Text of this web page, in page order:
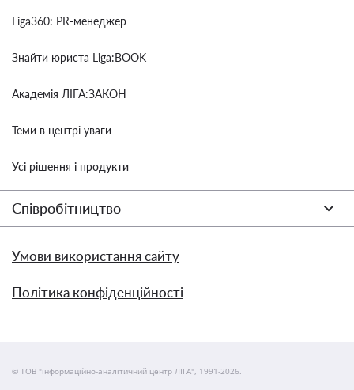
Liga360: PR-менеджер
Знайти юриста Liga:BOOK
Академія ЛІГА:ЗАКОН
Теми в центрі уваги
Усі рішення і продукти
Співробітництво
Умови використання сайту
Політика конфіденційності
© ТОВ "інформаційно-аналітичний центр ЛІГА", 1991-2026.